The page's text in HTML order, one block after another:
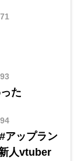
た
アップラン
人vtuber